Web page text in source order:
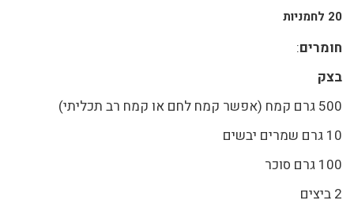
20 לחמניות
חומרים:
בצק
500 גרם קמח (אפשר קמח לחם או קמח רב תכליתי)
10 גרם שמרים יבשים
100 גרם סוכר
2 ביצים